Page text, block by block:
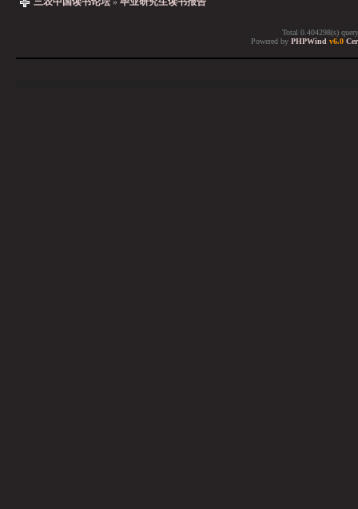
Total 0.404298(s)
Powered by PHPWind v6.0